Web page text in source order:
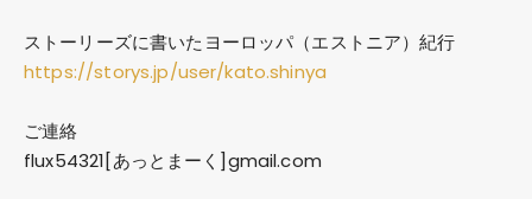
ストーリーズに書いたヨーロッパ（エストニア）紀行
https://storys.jp/user/kato.shinya
ご連絡
flux54321[あっとまーく]gmail.com